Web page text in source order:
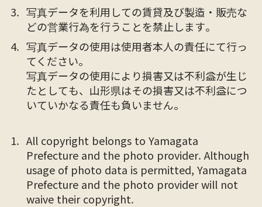
写真データを利用しての賃貸及び製造・販売な
どの営業行為を行うことを禁止します。
写真データの使用は使用者本人の責任にて行っ
てください。
写真データの使用により損害又は不利益が生じ
たとしても、山形県はその損害又は不利益につ
いていかなる責任も負いません。
All copyright belongs to Yamagata
Prefecture and the photo provider. Although
usage of photo data is permitted, Yamagata
Prefecture and the photo provider will not
waive their copyright.